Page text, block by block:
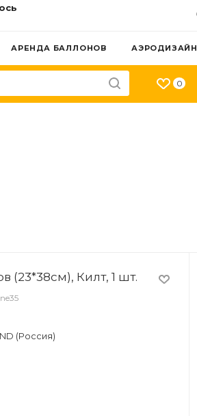
АРЕНДА БАЛЛОНОВ АЭРОДИЗАЙН
0
(23*38см), Килт, 1 шт.
(Россия)